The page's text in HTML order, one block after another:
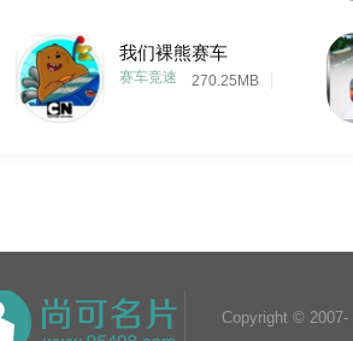
我们裸熊赛车
270.25MB
赛车竞速
Copyright © 2007-